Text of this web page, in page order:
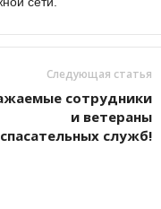
Следующая статья
сотрудники
и ветераны
спасательных служб!